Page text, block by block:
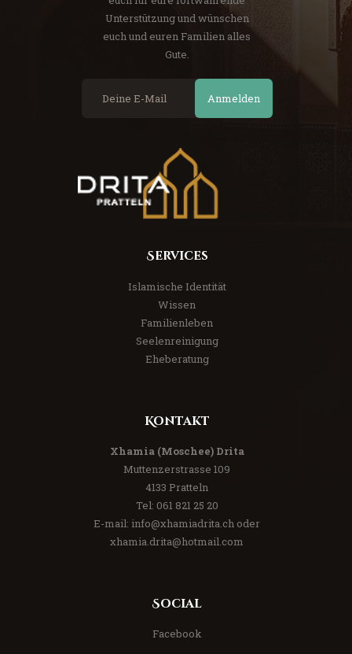
Unterstützung und wünschen
euch und euren Familien alles
Gute.
Anmelden
Services
Islamische Identität
Wissen
Familienleben
Seelenreinigung
Eheberatung
Kontakt
Xhamia (Moschee) Drita
Muttenzerstrasse 109
4133 Pratteln
Tel: 061 821 25 20
E-mail: info@xhamiadrita.ch oder
xhamia.drita@hotmail.com
Social
Facebook